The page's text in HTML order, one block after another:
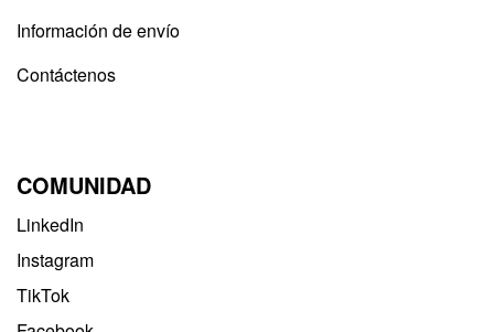
Información de envío
Contáctenos
COMUNIDAD
LinkedIn
Instagram
TikTok